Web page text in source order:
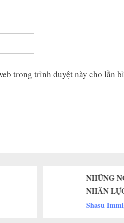
trong trình duyệt này cho lần
NHỮNG
NHÂN LỰC”
NHA – CƠ
Shasu